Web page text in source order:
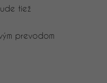
tiež
prevodom